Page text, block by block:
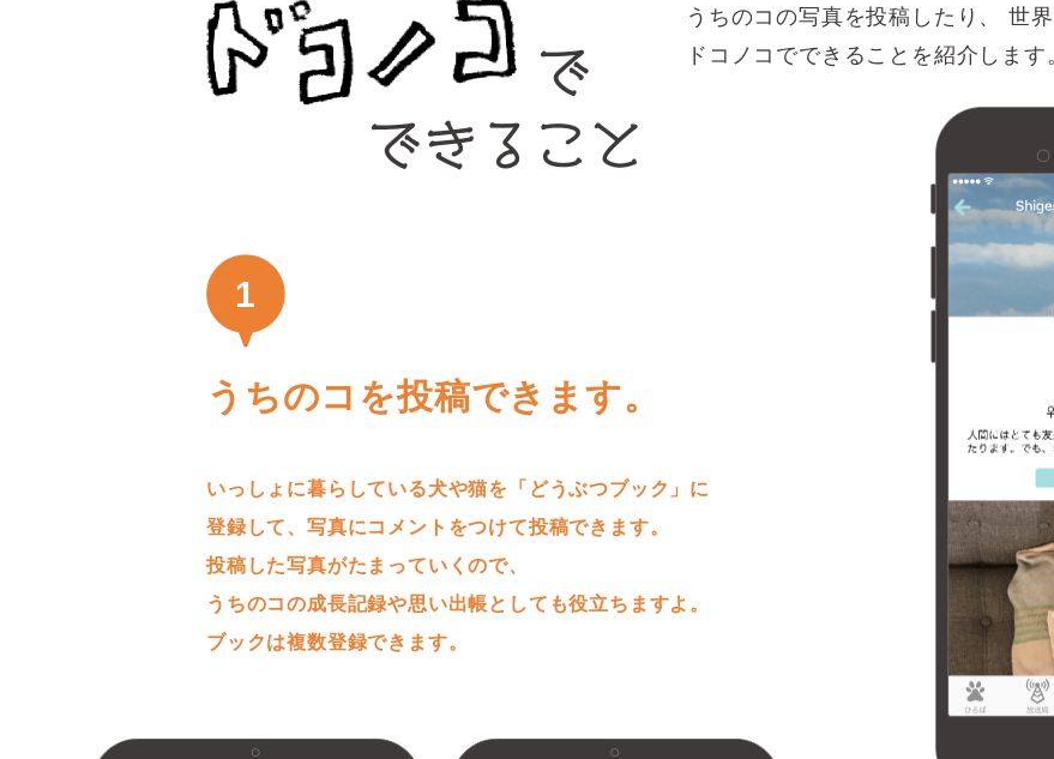
うちのコの写真を投稿したり、
世
ドコノコでできることを紹介します
1
うちのコを投稿できます。
いっしょに暮らしている犬や猫を「どうぶつブック」に
登録して、写真にコメントをつけて投稿できます。
投稿した写真がたまっていくので、
うちのコの成長記録や思い出帳としても役立ちますよ。
ブックは複数登録できます。